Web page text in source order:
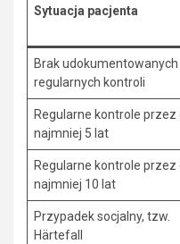
Sytuacja pacjenta
Brak udokumentowanych
regularnych kontroli
Regularne kontrole przez
najmniej 5 lat
Regularne kontrole przez
najmniej 10 lat
Przypadek socjalny, tzw.
Härtefall